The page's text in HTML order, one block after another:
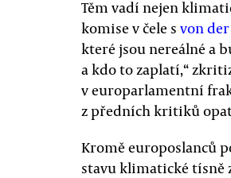
Těm vadí nejen
komise v čele s von
které jsou nereálné a
a kdo to zaplatí,“
v europarlamentní
z předních kritiků
Kromě europoslanců
stavu klimatické tísně